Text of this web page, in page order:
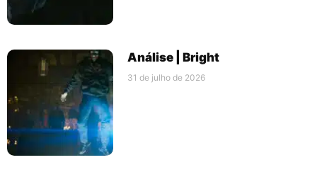
Análise | Bright
31 de julho de 2026